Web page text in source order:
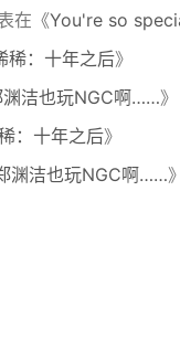
在《You're so
稀：十年之后》
渊洁也玩NGC啊……》
：十年之后》
渊洁也玩NGC啊……》